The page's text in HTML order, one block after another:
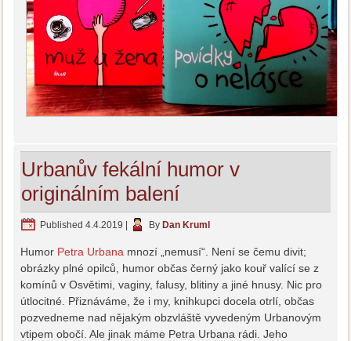
Urbanův fekální humor v
originálním balení
Published 4.4.2019 | By Dan Kruml
Humor Petra Urbana mnozí „nemusí“. Není se čemu divit;
obrázky plné opilců, humor občas černý jako kouř valící se z
komínů v Osvětimi, vaginy, falusy, blitiny a jiné hnusy. Nic pro
útlocitné. Přiznáváme, že i my, knihkupci docela otrlí, občas
pozvedneme nad nějakým obzvláště vyvedeným Urbanovým
vtipem obočí. Ale jinak máme Petra Urbana rádi. Jeho